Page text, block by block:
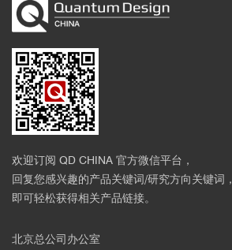
欢迎订阅 QD CHINA 官方微信平台，
回复您感兴趣的产品关键词/研究方向关键词，
即可轻松获得相关产品链接。
北京总公司办公室